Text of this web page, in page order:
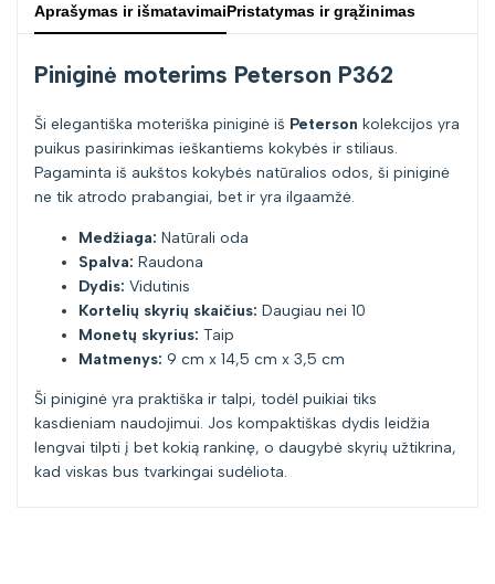
Aprašymas ir išmatavimaiPristatymas ir grąžinimas
Piniginė moterims Peterson P362
Ši elegantiška moteriška piniginė iš Peterson kolekcijos yra
puikus pasirinkimas ieškantiems kokybės ir stiliaus.
Pagaminta iš aukštos kokybės natūralios odos, ši piniginė
ne tik atrodo prabangiai, bet ir yra ilgaamžė.
Medžiaga: Natūrali oda
Spalva: Raudona
Dydis: Vidutinis
Kortelių skyrių skaičius: Daugiau nei 10
Monetų skyrius: Taip
Matmenys: 9 cm x 14,5 cm x 3,5 cm
Ši piniginė yra praktiška ir talpi, todėl puikiai tiks
kasdieniam naudojimui. Jos kompaktiškas dydis leidžia
lengvai tilpti į bet kokią rankinę, o daugybė skyrių užtikrina,
kad viskas bus tvarkingai sudėliota.